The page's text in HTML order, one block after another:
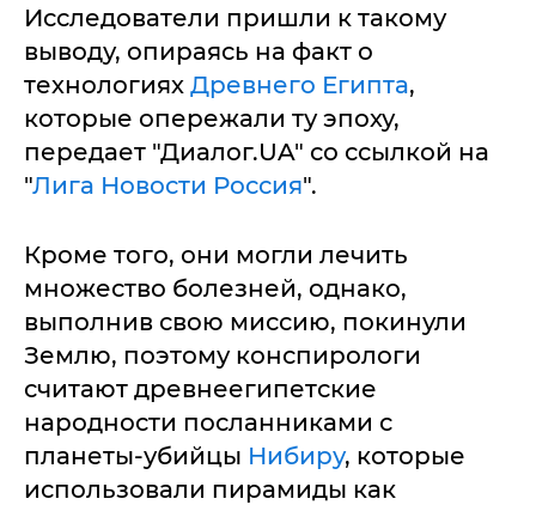
Исследователи пришли к такому
выводу, опираясь на факт о
технологиях Древнего Египта,
которые опережали ту эпоху,
передает "Диалог.UA" со ссылкой на
"Лига Новости Россия".
Кроме того, они могли лечить
множество болезней, однако,
выполнив свою миссию, покинули
Землю, поэтому конспирологи
считают древнеегипетские
народности посланниками с
планеты-убийцы Нибиру, которые
использовали пирамиды как